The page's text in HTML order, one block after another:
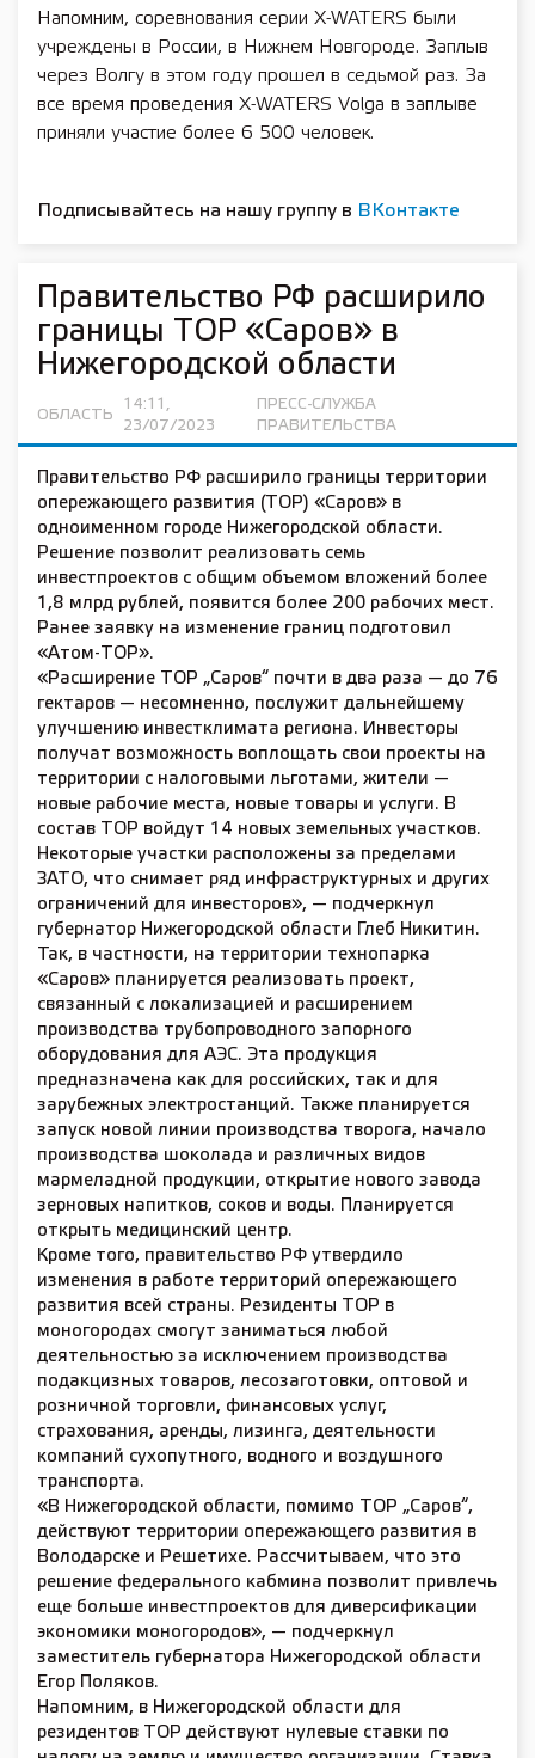
Напомним, соревнования серии X-WATERS были
учреждены в России, в Нижнем Новгороде. Заплыв
через Волгу в этом году прошел в седьмой раз. За
все время проведения X-WATERS Volga в заплыве
приняли участие более 6 500 человек.
Подписывайтесь на нашу группу в ВКонтакте
Правительство РФ расширило
границы ТОР «Саров» в
Нижегородской области
ОБЛАСТЬ
14:11,
23/07/2023
ПРЕСС-СЛУЖБА
ПРАВИТЕЛЬСТВА
Правительство РФ расширило границы территории
опережающего развития (ТОР) «Саров» в
одноименном городе Нижегородской области.
Решение позволит реализовать семь
инвестпроектов с общим объемом вложений более
1,8 млрд рублей, появится более 200 рабочих мест.
Ранее заявку на изменение границ подготовил
«Атом-ТОР».
«Расширение ТОР „Саров“ почти в два раза — до 76
гектаров — несомненно, послужит дальнейшему
улучшению инвестклимата региона. Инвесторы
получат возможность воплощать свои проекты на
территории с налоговыми льготами, жители —
новые рабочие места, новые товары и услуги. В
состав ТОР войдут 14 новых земельных участков.
Некоторые участки расположены за пределами
ЗАТО, что снимает ряд инфраструктурных и других
ограничений для инвесторов», — подчеркнул
губернатор Нижегородской области Глеб Никитин.
Так, в частности, на территории технопарка
«Саров» планируется реализовать проект,
связанный с локализацией и расширением
производства трубопроводного запорного
оборудования для АЭС. Эта продукция
предназначена как для российских, так и для
зарубежных электростанций. Также планируется
запуск новой линии производства творога, начало
производства шоколада и различных видов
мармеладной продукции, открытие нового завода
зерновых напитков, соков и воды. Планируется
открыть медицинский центр.
Кроме того, правительство РФ утвердило
изменения в работе территорий опережающего
развития всей страны. Резиденты ТОР в
моногородах смогут заниматься любой
деятельностью за исключением производства
подакцизных товаров, лесозаготовки, оптовой и
розничной торговли, финансовых услуг,
страхования, аренды, лизинга, деятельности
компаний сухопутного, водного и воздушного
транспорта.
«В Нижегородской области, помимо ТОР „Саров“,
действуют территории опережающего развития в
Володарске и Решетихе. Рассчитываем, что это
решение федерального кабмина позволит привлечь
еще больше инвестпроектов для диверсификации
экономики моногородов», — подчеркнул
заместитель губернатора Нижегородской области
Егор Поляков.
Напомним, в Нижегородской области для
резидентов ТОР действуют нулевые ставки по